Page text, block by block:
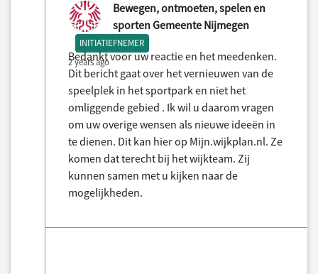
Bewegen, ontmoeten, spelen en
sporten Gemeente Nijmegen
INITIATIEFNEMER
2 years ago
Bedankt voor uw reactie en het meedenken.
Dit bericht gaat over het vernieuwen van de
speelplek in het sportpark en niet het
omliggende gebied . Ik wil u daarom vragen
om uw overige wensen als nieuwe ideeën in
te dienen. Dit kan hier op Mijn.wijkplan.nl. Ze
komen dat terecht bij het wijkteam. Zij
kunnen samen met u kijken naar de
mogelijkheden.